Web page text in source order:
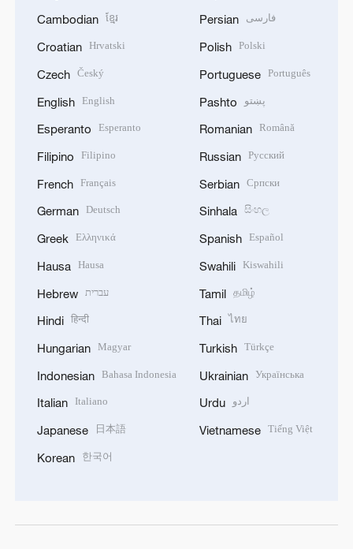
Cambodian ខ្មែរ
Croatian Hrvatski
Czech Český
English English
Esperanto Esperanto
Filipino Filipino
French Français
German Deutsch
Greek Ελληνικά
Hausa Hausa
Hebrew עברית
Hindi हिन्दी
Hungarian Magyar
Indonesian Bahasa Indonesia
Italian Italiano
Japanese 日本語
Korean 한국어
Persian فارسی
Polish Polski
Portuguese Português
Pashto پښتو
Romanian Română
Russian Русский
Serbian Српски
Sinhala සිංහල
Spanish Español
Swahili Kiswahili
Tamil தமிழ்
Thai ไทย
Turkish Türkçe
Ukrainian Українська
Urdu اردو
Vietnamese Tiếng Việt